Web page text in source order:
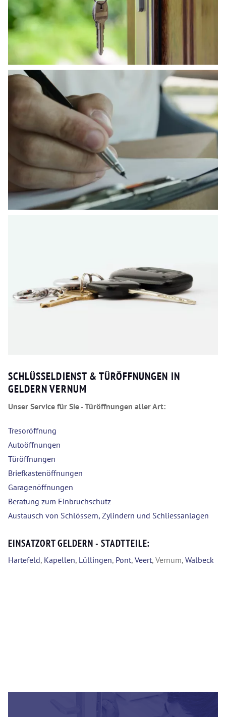
SCHLÜSSELDIENST & TÜRÖFFNUNGEN IN
GELDERN VERNUM
Unser Service für Sie - Türöffnungen aller Art:
Tresoröffnung
Autoöffnungen
Türöffnungen
Briefkastenöffnungen
Garagenöffnungen
Beratung zum Einbruchschutz
Austausch von Schlössern, Zylindern und Schliessanlagen
EINSATZORT GELDERN - STADTTEILE:
Hartefeld, Kapellen, Lüllingen, Pont, Veert, Vernum, Walbeck